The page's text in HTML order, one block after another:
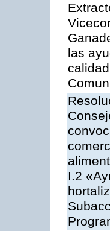
las
I.2